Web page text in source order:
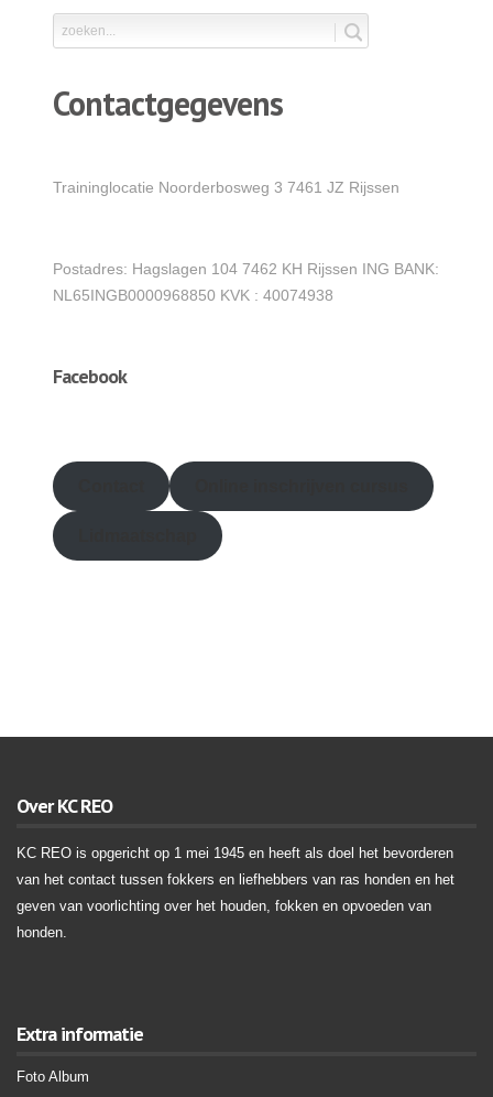
Contactgegevens
Traininglocatie Noorderbosweg 3 7461 JZ Rijssen
Postadres: Hagslagen 104 7462 KH Rijssen ING BANK:
NL65INGB0000968850 KVK : 40074938
Facebook
Over KC REO
KC REO is opgericht op 1 mei 1945 en heeft als doel het bevorderen
van het contact tussen fokkers en liefhebbers van ras honden en het
geven van voorlichting over het houden, fokken en opvoeden van
honden.
Extra informatie
Foto Album